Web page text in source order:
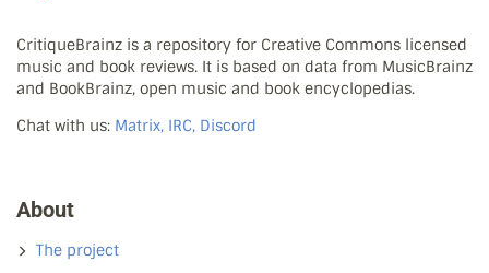
CritiqueBrainz is a repository for Creative Commons licensed
music and book reviews. It is based on data from MusicBrainz
and BookBrainz, open music and book encyclopedias.
Chat with us: Matrix, IRC, Discord
About
The project